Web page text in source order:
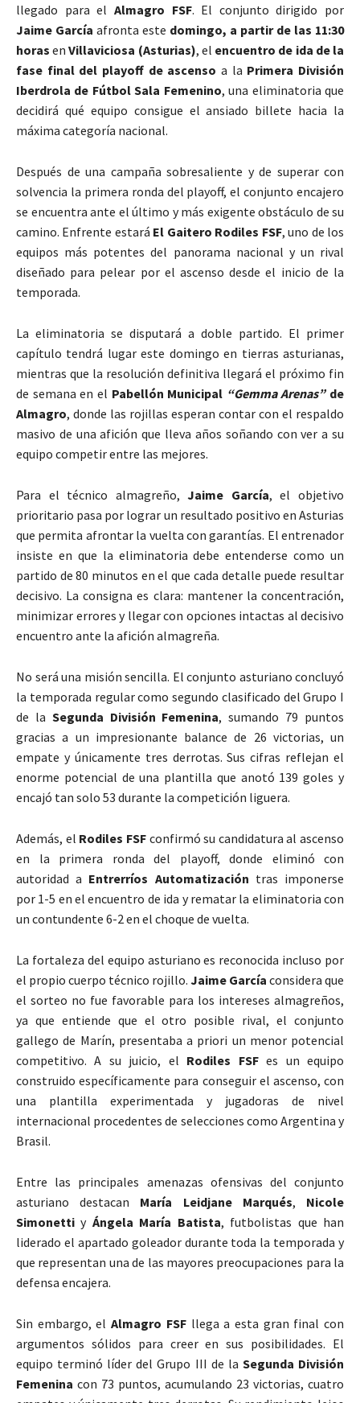
llegado para el Almagro FSF. El conjunto dirigido por
Jaime García afronta este domingo, a partir de las 11:30
horas enVillaviciosa (Asturias), el encuentro de ida de la
fase final del playoff de ascenso a la Primera División
Iberdrola de Fútbol Sala Femenino, una eliminatoria que
decidirá qué equipo consigue el ansiado billete hacia la
máxima categoría nacional.
Después de una campaña sobresaliente y de superar con
solvencia la primera ronda del playoff, el conjunto encajero
se encuentra ante el último y más exigente obstáculo de su
camino. Enfrente estará El Gaitero Rodiles FSF, uno de los
equipos más potentes del panorama nacional y un rival
diseñado para pelear por el ascenso desde el inicio de la
temporada.
La eliminatoria se disputará a doble partido. El primer
capítulo tendrá lugar este domingo en tierras asturianas,
mientras que la resolución definitiva llegará el próximo fin
de semana en el Pabellón Municipal “Gemma Arenas”de
Almagro, donde las rojillas esperan contar con el respaldo
masivo de una afición que lleva años soñando con ver a su
equipo competir entre las mejores.
Para el técnico almagreño,Jaime García, el objetivo
prioritario pasa por lograr un resultado positivo en Asturias
que permita afrontar la vuelta con garantías. El entrenador
insiste en que la eliminatoria debe entenderse como un
partido de 80 minutos en el que cada detalle puede resultar
decisivo. La consigna es clara: mantener la concentración,
minimizar errores y llegar con opciones intactas al decisivo
encuentro ante la afición almagreña.
No será una misión sencilla. El conjunto asturiano concluyó
la temporada regular como segundo clasificado del Grupo I
de la Segunda División Femenina, sumando 79 puntos
gracias a un impresionante balance de 26 victorias, un
empate y únicamente tres derrotas. Sus cifras reflejan el
enorme potencial de una plantilla que anotó 139 goles y
encajó tan solo 53 durante la competición liguera.
Además, el Rodiles FSFconfirmó su candidatura al ascenso
en la primera ronda del playoff, donde eliminó con
autoridad a Entrerríos Automatización tras imponerse
por 1-5 en el encuentro de ida y rematar la eliminatoria con
un contundente 6-2 en el choque de vuelta.
La fortaleza del equipo asturiano es reconocida incluso por
el propio cuerpo técnico rojillo. Jaime García considera que
el sorteo no fue favorable para los intereses almagreños,
ya que entiende que el otro posible rival, el conjunto
gallego de Marín, presentaba a priori un menor potencial
competitivo. A su juicio, el Rodiles FSFes un equipo
construido específicamente para conseguir el ascenso, con
una plantilla experimentada y jugadoras de nivel
internacional procedentes de selecciones como Argentina y
Brasil.
Entre las principales amenazas ofensivas del conjunto
asturiano destacan María Leidjane Marqués, Nicole
Simonetti y Ángela María Batista, futbolistas que han
liderado el apartado goleador durante toda la temporada y
que representan una de las mayores preocupaciones para la
defensa encajera.
Sin embargo, elAlmagro FSFllega a esta gran final con
argumentos sólidos para creer en sus posibilidades. El
equipo terminó líder del Grupo III de la Segunda División
Femenina con 73 puntos, acumulando 23 victorias, cuatro